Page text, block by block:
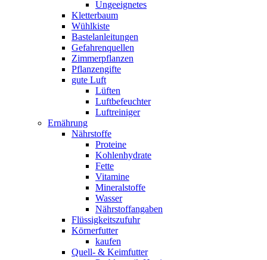
Ungeeignetes
Kletterbaum
Wühlkiste
Bastelanleitungen
Gefahrenquellen
Zimmerpflanzen
Pflanzengifte
gute Luft
Lüften
Luftbefeuchter
Luftreiniger
Ernährung
Nährstoffe
Proteine
Kohlenhydrate
Fette
Vitamine
Mineralstoffe
Wasser
Nährstoffangaben
Flüssigkeitszufuhr
Körnerfutter
kaufen
Quell- & Keimfutter